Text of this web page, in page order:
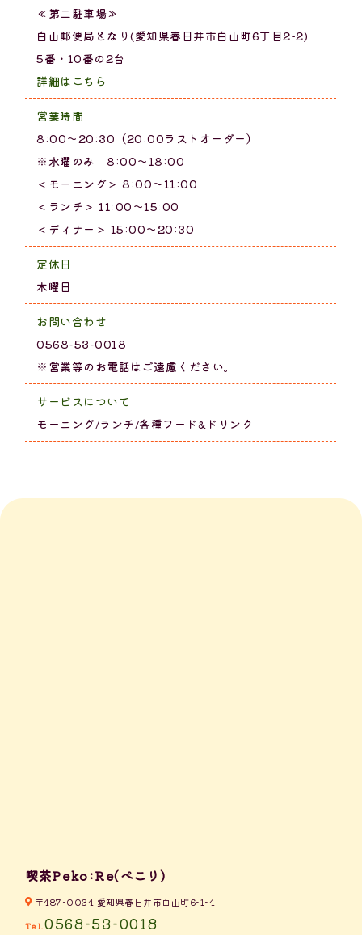
≪第二駐車場≫
白山郵便局となり(愛知県春日井市白山町6丁目2−2)
5番・10番の2台
詳細はこちら
営業時間
8:00～20:30（20:00ラストオーダー）
※水曜のみ 8:00～18:00
＜モーニング＞ 8:00～11:00
＜ランチ＞ 11:00～15:00
＜ディナー＞ 15:00～20:30
定休日
木曜日
お問い合わせ
0568-53-0018
※営業等のお電話はご遠慮ください。
サービスについて
モーニング/ランチ/各種フード&ドリンク
喫茶Peko:Re(ぺこり)
〒487-0034 愛知県春日井市白山町6-1-4
Tel.0568-53-0018